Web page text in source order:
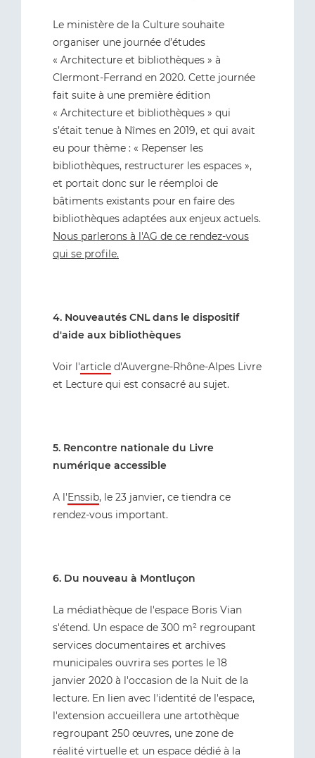
Le ministère de la Culture souhaite
organiser une journée d’études
« Architecture et bibliothèques » à
Clermont-Ferrand en 2020. Cette journée
fait suite à une première édition
« Architecture et bibliothèques » qui
s’était tenue à Nîmes en 2019, et qui avait
eu pour thème : « Repenser les
bibliothèques, restructurer les espaces »,
et portait donc sur le réemploi de
bâtiments existants pour en faire des
bibliothèques adaptées aux enjeux actuels.
Nous parlerons à l'AG de ce rendez-vous
qui se profile.
4. Nouveautés CNL dans le dispositif
d'aide aux bibliothèques
Voir l'article d'Auvergne-Rhône-Alpes Livre
et Lecture qui est consacré au sujet.
5. Rencontre nationale du Livre
numérique accessible
A l'Enssib, le 23 janvier, ce tiendra ce
rendez-vous important.
6. Du nouveau à Montluçon
La médiathèque de l'espace Boris Vian
s'étend. Un espace de 300 m² regroupant
services documentaires et archives
municipales ouvrira ses portes le 18
janvier 2020 à l'occasion de la Nuit de la
lecture. En lien avec l'identité de l'espace,
l'extension accueillera une artothèque
regroupant 250 œuvres, une zone de
réalité virtuelle et un espace dédié à la